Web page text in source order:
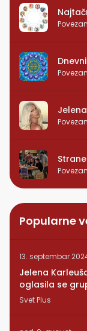
Popularne
13. septembar
Jelena
oglasila se
RUNDE je naša!
Svet Plus